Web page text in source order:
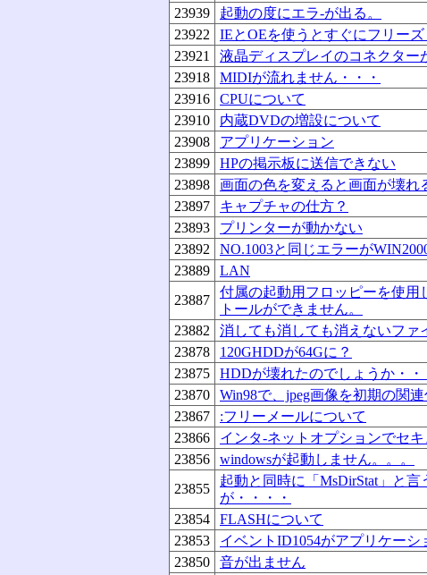
23939
起動の度にエラ-が出る。
23922
IEとOEを使うとすぐにフリー
23921
液晶ディスプレイのコネクター
23918
MIDIが流れません・・・
23916
CPUについて
23910
内蔵DVDの増設について
23908
アプリケーション
23899
HPの掲示板に送信できない
23898
画面の色を変えると画面が壊れ
23897
キャプチャの仕方？
23893
プリンターが動かない
23892
NO.1003と同じエラーが
23889
LAN
23887
付属の起動用フロッピーを使用
トールができません。
23882
消しても消しても消えないファ
23878
120GHDDが64Gに？
23875
HDDが壊れたのでしょうか・・
23870
Win98で、jpeg画像を初期の関
23867
:フリーメールについて
23866
インタ-ネットオプションでセ
23856
windowsが起動しません。。。
23855
起動と同時に「MsDirStat」と
が・・・・
23854
FLASHについて
23853
イベントID1054がアプリケー
23850
音が出ません